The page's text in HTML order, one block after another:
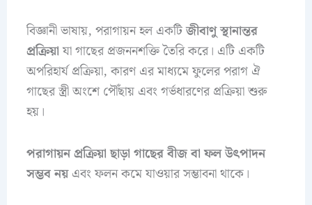
বিজ্ঞানী ভাষায়, পরাগায়ন হল একটিজীবাণু স্থানান্তর
প্রক্রিয়া যা গাছের প্রজননশক্তি তৈরি করে। এটি একটি
অপরিহার্য প্রক্রিয়া, কারণ এর মাধ্যমে ফুলের পরাগ ঐ
গাছের স্ত্রী অংশে পৌঁছায় এবং গর্ভধারণের প্রক্রিয়া শুরু
হয়।
পরাগায়ন প্রক্রিয়া ছাড়া গাছের বীজ বা ফল উৎপাদন
সম্ভব নয়এবং ফলন কমে যাওয়ার সম্ভাবনা থাকে।